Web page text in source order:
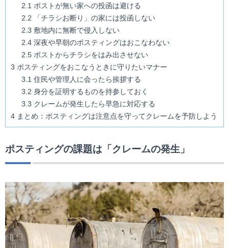
2.1 ポストが無い家への投函は避ける
2.2 「チラシお断り」の家には投函しない
2.3 敷地内に無断で侵入しない
2.4 深夜や早朝のポスティングはおこなわない
2.5 ポストからチラシをはみ出させない
3 ポスティングをおこなうときに守りたいマナー
3.1 住民や管理人に会ったら挨拶する
3.2 身分を証明するものを持参しておく
3.3 クレームが発生したら早急に対応する
4 まとめ：ポスティングは注意点を守ってクレームを予防しよう
ポスティングの課題は「クレームの発生」